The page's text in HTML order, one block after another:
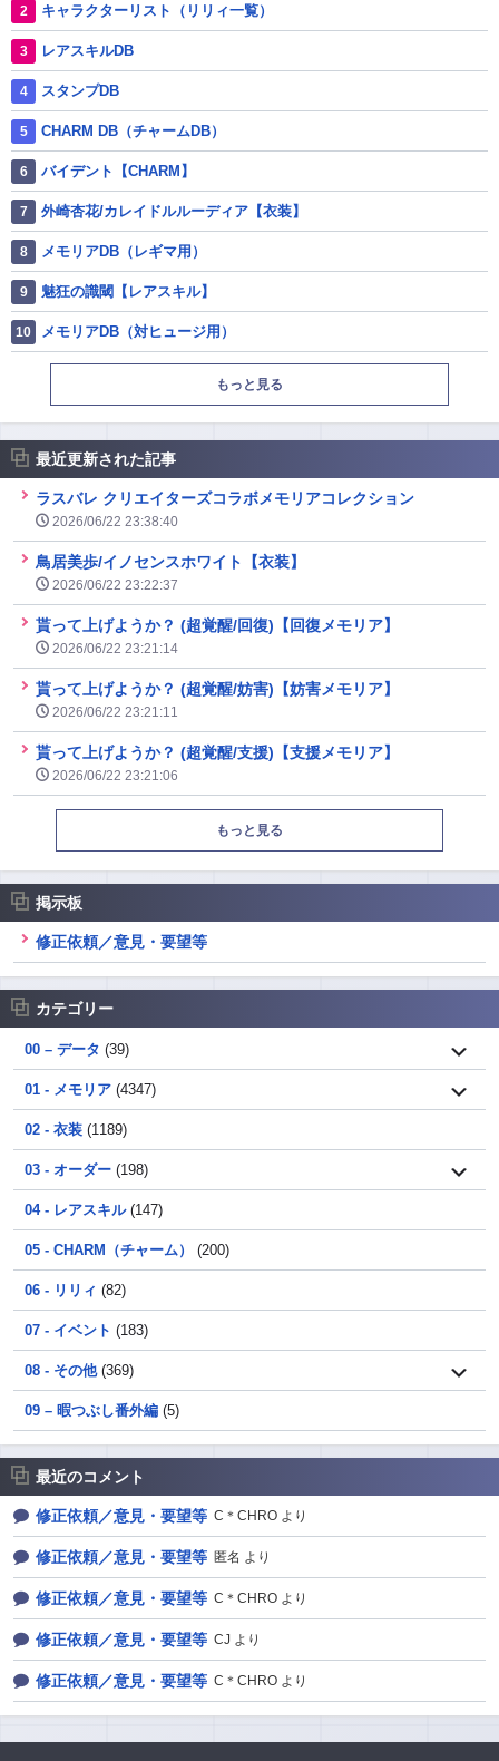
キャラクターリスト（リリィ一覧）
レアスキルDB
スタンプDB
CHARM DB（チャームDB）
バイデント【CHARM】
外崎杏花/カレイドルルーディア【衣装】
メモリアDB（レギマ用）
魅狂の識閾【レアスキル】
メモリアDB（対ヒュージ用）
もっと見る
最近更新された記事
ラスバレ クリエイターズコラボメモリアコレクション
2026/06/22 23:38:40
鳥居美歩/イノセンスホワイト【衣装】
2026/06/22 23:22:37
貰って上げようか？ (超覚醒/回復)【回復メモリア】
2026/06/22 23:21:14
貰って上げようか？ (超覚醒/妨害)【妨害メモリア】
2026/06/22 23:21:11
貰って上げようか？ (超覚醒/支援)【支援メモリア】
2026/06/22 23:21:06
もっと見る
掲示板
修正依頼／意見・要望等
カテゴリー
00 – データ (39)
01 - メモリア (4347)
02 - 衣装 (1189)
03 - オーダー (198)
04 - レアスキル(147)
05 - CHARM（チャーム） (200)
06 - リリィ (82)
07 - イベント (183)
08 - その他(369)
09 – 暇つぶし番外編 (5)
最近のコメント
修正依頼／意見・要望等 C＊CHRO より
修正依頼／意見・要望等 匿名 より
修正依頼／意見・要望等 C＊CHRO より
修正依頼／意見・要望等 CJ より
修正依頼／意見・要望等 C＊CHRO より